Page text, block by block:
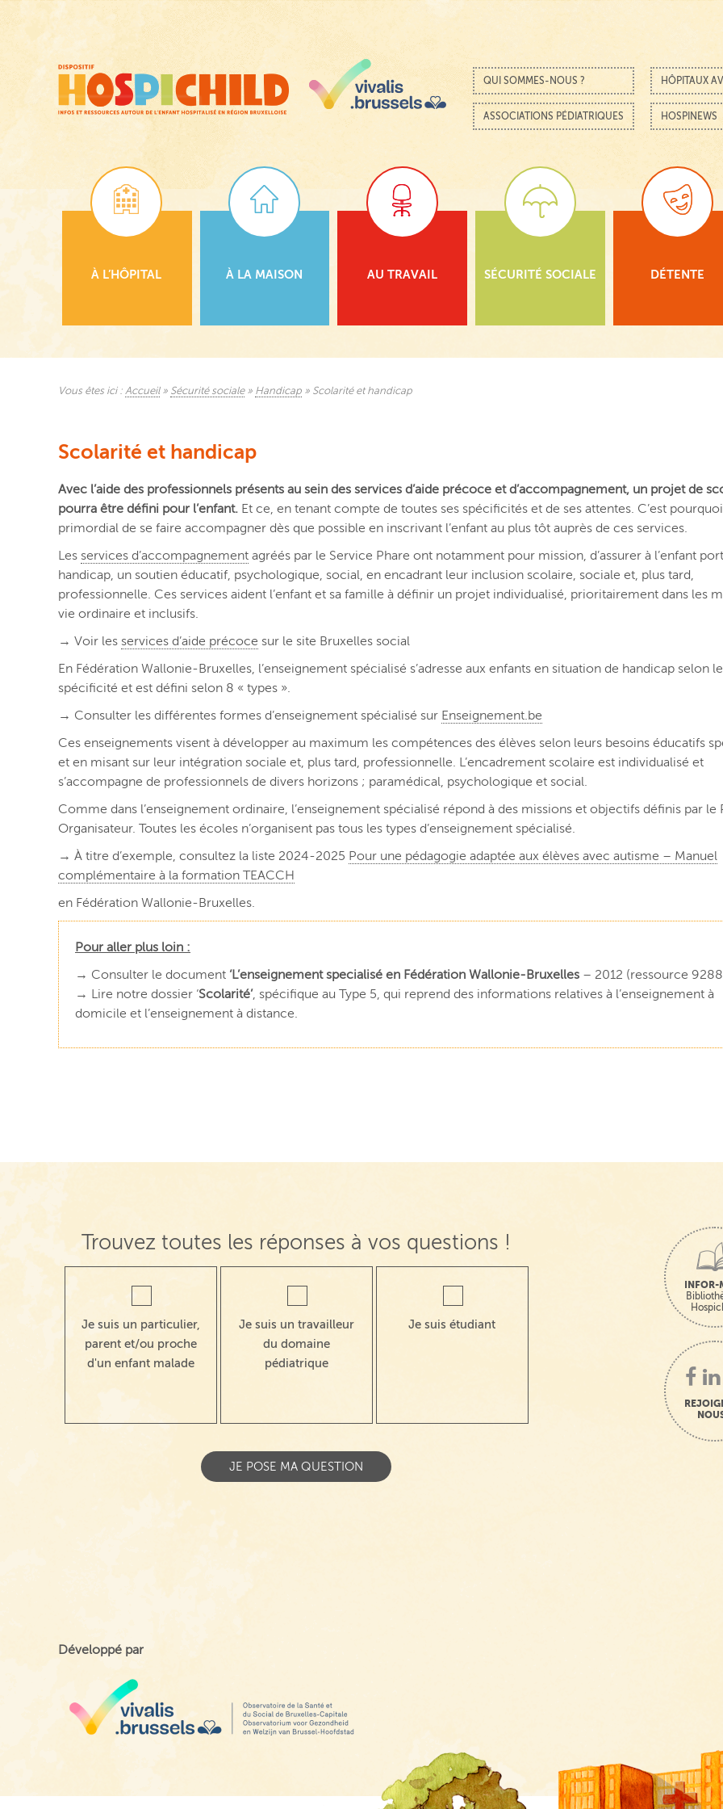
principal
Menu
Passer au contenu
QUI SOMMES-NOUS ? HÔPITAUX
ASSOCIATIONS PÉDIATRIQUES HOSPINEWS
À L’HÔPITAL À LA MAISON AU TRAVAIL SÉCURITÉ SOCIALE DÉTENTE
Vous êtes ici : Accueil» Sécurité sociale» Handicap » Scolarité et handicap
Scolarité et handicap
Avec l’aide des professionnels présents au sein des services d’aide précoce et d’accompagnement, un projet de
pourra être défini pour l’enfant. Et ce, en tenant compte de toutes ses spécificités et de ses attentes. C’est
primordial de se faire accompagner dès que possible en inscrivant l’enfant au plus tôt auprès de ces services.
Les services d’accompagnement agréés par le Service Phare ont notamment pour mission, d’assurer à l’enfant
handicap, un soutien éducatif, psychologique, social, en encadrant leur inclusion scolaire, sociale et, plus tard,
professionnelle. Ces services aident l’enfant et sa famille à définir un projet individualisé, prioritairement dans les
vie ordinaire et inclusifs.
→ Voir les services d’aide précoce sur le site Bruxelles social
En Fédération Wallonie-Bruxelles, l’enseignement spécialisé s’adresse aux enfants en situation de handicap selon
spécificité et est défini selon 8 « types ».
→ Consulter les différentes formes d’enseignement spécialisé sur Enseignement.be
Ces enseignements visent à développer au maximum les compétences des élèves selon leurs besoins éducatifs
et en misant sur leur intégration sociale et, plus tard, professionnelle. L’encadrement scolaire est individualisé et
s’accompagne de professionnels de divers horizons ; paramédical, psychologique et social.
Comme dans l’enseignement ordinaire, l’enseignement spécialisé répond à des missions et objectifs définis par le
Organisateur. Toutes les écoles n’organisent pas tous les types d’enseignement spécialisé.
→ À titre d’exemple, consultez la liste 2024-2025 Pour une pédagogie adaptée aux élèves avec autisme – Manuel
complémentaire à la formation TEACCH
en Fédération Wallonie-Bruxelles.
Pour aller plus loin :
→ Consulter le document ‘L’enseignement specialisé en Fédération Wallonie-Bruxelles – 2012 (ressource
→ Lire notre dossier ‘Scolarité’, spécifique au Type 5, qui reprend des informations relatives à l’enseignement à
domicile et l’enseignement à distance.
Trouvez toutes les réponses à vos questions !
Je suis un particulier,
parent et/ou proche
d'un enfant malade
Je suis un travailleur
du domaine
pédiatrique
Je suis étudiant
INFOR-
Développé par